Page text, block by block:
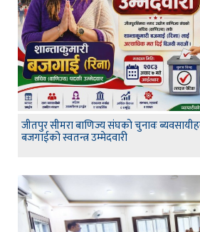
जीतपुर सीमरा बाणिज्य संघको चुनावः
बजगाईको स्वतन्त्र उम्मेदवारी